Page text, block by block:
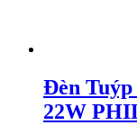
Đèn
22W